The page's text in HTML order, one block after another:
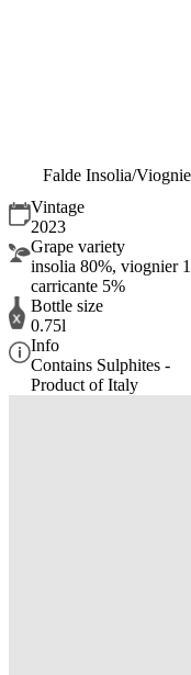
Falde Insolia/
Vintage
2023
Grape variety
insolia 80%, viognier
carricante 5%
Bottle size
0.75l
Info
Contains Sulphites -
Product of Italy